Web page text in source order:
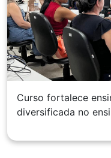
Curso fortalece
diversificada no